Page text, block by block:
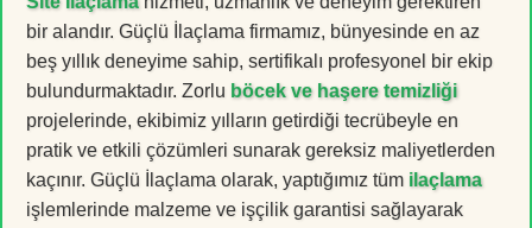
bir alandır. Güçlü İlaçlama firmamız, bünyesinde en az
beş yıllık deneyime sahip, sertifikalı profesyonel bir ekip
bulundurmaktadır. Zorlu böcek ve haşere temizliği
projelerinde, ekibimiz yılların getirdiği tecrübeyle en
pratik ve etkili çözümleri sunarak gereksiz maliyetlerden
kaçınır. Güçlü İlaçlama olarak, yaptığımız tüm ilaçlama
işlemlerinde malzeme ve işçilik garantisi sağlayarak